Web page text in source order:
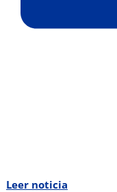
Leer noticia